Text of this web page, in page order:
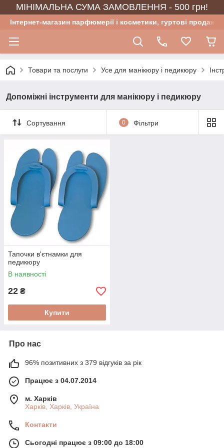
МІНІМАЛЬНА СУМА ЗАМОВЛЕННЯ - 500 грн!
Інтернет-магазин парфюмерії і косметики, гуртові продажі
Товари та послуги Усе для манікюру і педикюру
Допоміжні інструменти для манікюру і педикюру
Сортування 0 Фільтри
Тапочки в'єтнамки для
педикюру
В наявності
22 ₴
Купити
Про нас
96% позитивних з 379 відгуків за рік
Працює з 04.07.2014
м. Харків
Харків, Харків, Україна
Контакти
Сьогодні працює з 09:00 до 18:00